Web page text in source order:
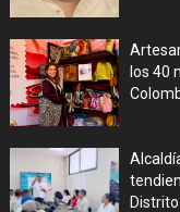
los 40